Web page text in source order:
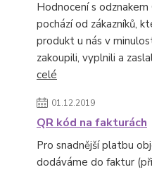
Hodnocení s odznakem
pochází od zákazníků,
produkt u nás v
zakoupili, vyplnili a
celé
01.12.2019
QR kód na fakturách
Pro snadnější platbu
dodáváme do faktur